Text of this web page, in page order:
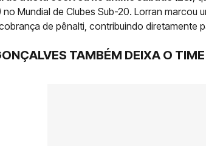
no Mundial de Clubes Sub-20. Lorran marcou
de pênalti, contribuindo diretamente
TAMBÉM DEIXA O TIME